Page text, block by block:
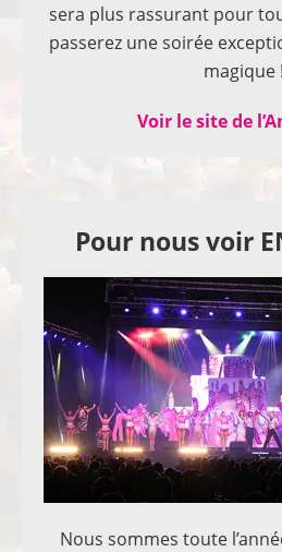
sera plus rassurant pour
passerez une soirée
magique !
Voir le site de
Pour nous voir
Nous sommes toute